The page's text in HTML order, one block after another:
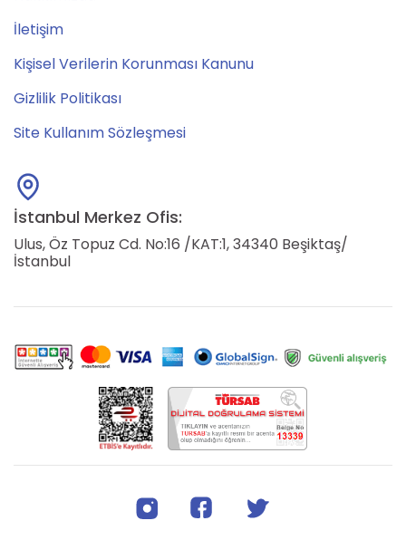
İletişim
Kişisel Verilerin Korunması Kanunu
Gizlilik Politikası
Site Kullanım Sözleşmesi
İstanbul Merkez Ofis:
Ulus, Öz Topuz Cd. No:16 /KAT:1, 34340 Beşiktaş/
İstanbul